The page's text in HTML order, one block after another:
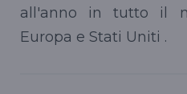
all'anno in tutto il
Europa e Stati Uniti .